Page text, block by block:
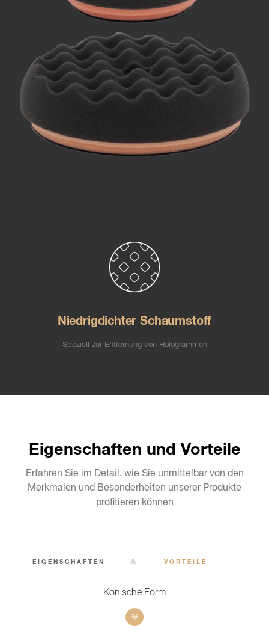
Niedrigdichter Schaumstoff
Speziell zur Entfernung von Hologrammen
Eigenschaften und Vorteile
Erfahren Sie im Detail, wie Sie unmittelbar von den
Merkmalen und Besonderheiten unserer Produkte
profitieren können
EIGENSCHAFTEN & VORTEILE
Konische Form